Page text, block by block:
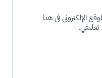
الإلكتروني في هذا
تعليقي.